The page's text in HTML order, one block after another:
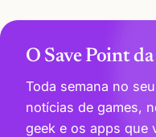
O Save Point
Toda semana no
notícias de games,
geek e os apps que